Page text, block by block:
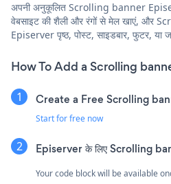
अपनी अनुकूलित Scrolling banner
वेबसाइट की शैली और रंगों से मेल खाएं, और
Episerver पृष्ठ, पोस्ट, साइडबार, फुटर, या
How To Add a Scrolling
Create a Free Scrolling
Start for free now
Episerver के लिए Scrolling
Your code block will be available